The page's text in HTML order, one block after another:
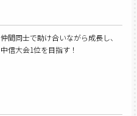
仲間同士で助け合いながら成長し、
中信大会1位を目指す！